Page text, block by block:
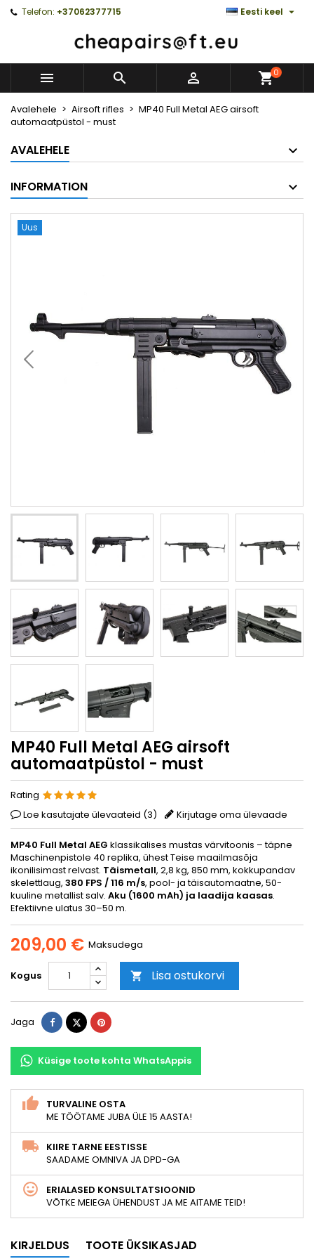
Telefon: +37062377715 Eesti keel 
   0
Avalehele Airsoft rifles
MP40 Full Metal AEG airsoft
automaatpüstol - must
AVALEHELE
INFORMATION
Uus
MP40 Full Metal AEG airsoft
automaatpüstol - must
Rating
Loe kasutajate ülevaateid (3) Kirjutage oma ülevaade
MP40 Full Metal AEG klassikalises mustas värvitoonis – täpne
Maschinenpistole 40 replika, ühest Teise maailmasõja
ikonilisimast relvast. Täismetall, 2,8 kg, 850 mm, kokkupandav
skelettlaug, 380 FPS / 116 m/s, pool- ja täisautomaatne, 50-
kuuline metallist salv. Aku (1600 mAh) ja laadija kaasas.
Efektiivne ulatus 30–50 m.
209,00 € Maksudega
Kogus  Lisa ostukorvi
Jaga Jaga TweetPinterest
Küsige toote kohta WhatsAppis
TURVALINE OSTA
ME TÖÖTAME JUBA ÜLE 15 AASTA!
KIIRE TARNE EESTISSE
SAADAME OMNIVA JA DPD-GA
ERIALASED KONSULTATSIOONID
VÕTKE MEIEGA ÜHENDUST JA ME AITAME TEID!
KIRJELDUS TOOTE ÜKSIKASJAD